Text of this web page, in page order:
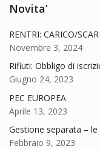
Novita’
RENTRI: CARICO/
Novembre 3, 2024
Rifiuti: Obbligo di
Giugno 24, 2023
PEC EUROPEA
Aprile 13, 2023
Gestione separata –
Febbraio 9, 2023